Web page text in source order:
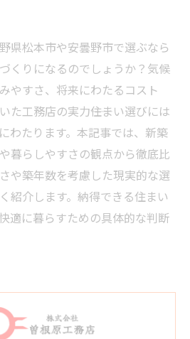
県松本市や安曇野市で選ぶなら
くりになるのでしょうか？気候
やすさ、将来にわたるコスト
工務店の実力――住まい選びには
わたります。本記事では、新築
暮らしやすさの観点から徹底比
や築年数を考慮した現実的な選
紹介します。納得できる住まい
適に暮らすための具体的な判断